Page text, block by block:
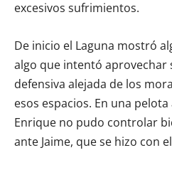
excesivos sufrimientos.
De inicio el Laguna mostró
algo que intentó aprovechar
defensiva alejada de los
esos espacios. En una
Enrique no pudo controlar
ante Jaime, que se hizo con